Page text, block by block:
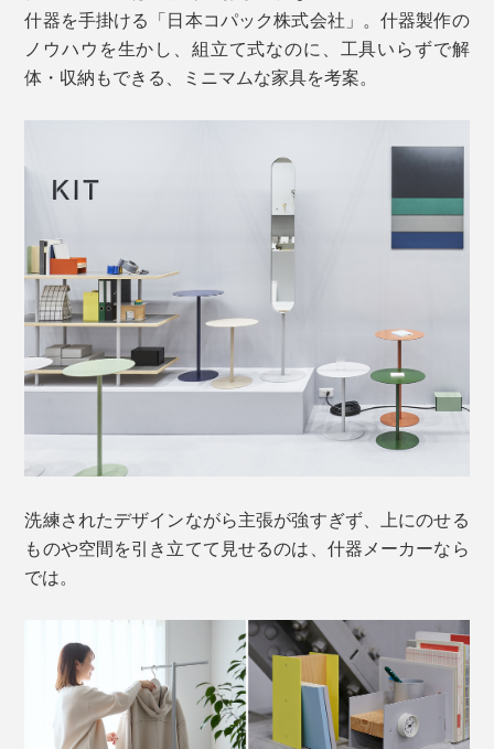
什器を手掛ける「日本コパック株式会社」。什器製作の
ノウハウを生かし、組立て式なのに、工具いらずで解
体・収納もできる、ミニマムな家具を考案。
洗練されたデザインながら主張が強すぎず、上にのせる
ものや空間を引き立てて見せるのは、什器メーカーなら
では。